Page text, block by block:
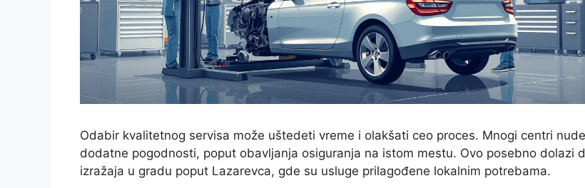
Odabir kvalitetnog servisa može uštedeti vreme i olakšati ceo proces. Mnogi centri nude
dodatne pogodnosti, poput obavljanja osiguranja na istom mestu. Ovo posebno dolazi
izražaja u gradu poput Lazarevca, gde su usluge prilagođene lokalnim potrebama.